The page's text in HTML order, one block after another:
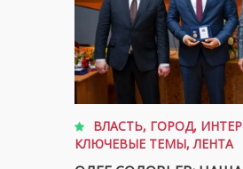
ВЛАСТЬ, ГОРОД,
КЛЮЧЕВЫЕ ТЕМЫ,ЛЕНТА